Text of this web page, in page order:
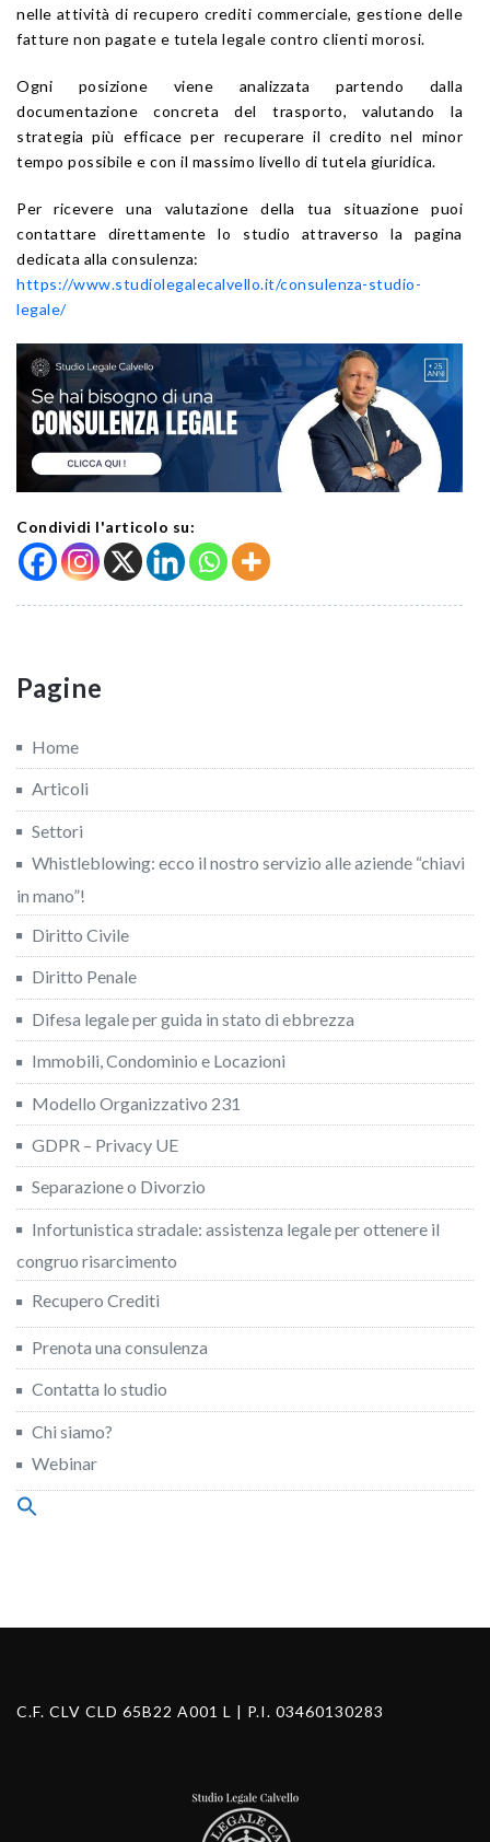
nelle attività di recupero crediti commerciale, gestione delle
fatture non pagate e tutela legale contro clienti morosi.
Ogni posizione viene analizzata partendo dalla
documentazione concreta del trasporto, valutando la
strategia più efficace per recuperare il credito nel minor
tempo possibile e con il massimo livello di tutela giuridica.
Per ricevere una valutazione della tua situazione puoi
contattare direttamente lo studio attraverso la pagina
dedicata alla consulenza:
https://www.studiolegalecalvello.it/consulenza-studio-
legale/
Condividi l'articolo su:
Pagine
Home
Articoli
Settori
Whistleblowing: ecco il nostro servizio alle aziende “chiavi
in mano”!
Diritto Civile
Diritto Penale
Difesa legale per guida in stato di ebbrezza
Immobili, Condominio e Locazioni
Modello Organizzativo 231
GDPR – Privacy UE
Separazione o Divorzio
Infortunistica stradale: assistenza legale per ottenere il
congruo risarcimento
Recupero Crediti
Prenota una consulenza
Contatta lo studio
Chi siamo?
Webinar
Search
C.F. CLV CLD 65B22 A001 L | P.I. 03460130283